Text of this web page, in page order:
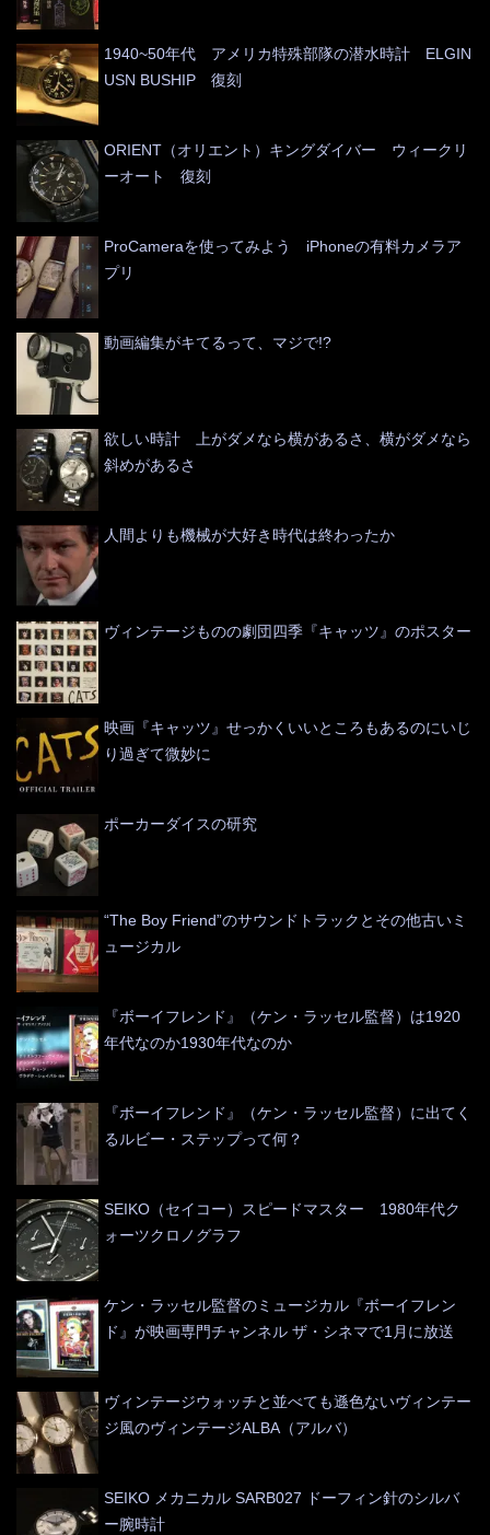
1940~50年代 アメリカ特殊部隊の潜水時計 ELGIN
USN BUSHIP 復刻
ORIENT（オリエント）キングダイバー ウィークリ
ーオート 復刻
ProCameraを使ってみよう iPhoneの有料カメラア
プリ
動画編集がキてるって、マジで!?
欲しい時計 上がダメなら横があるさ、横がダメなら
斜めがあるさ
人間よりも機械が大好き時代は終わったか
ヴィンテージものの劇団四季『キャッツ』のポスター
映画『キャッツ』せっかくいいところもあるのにいじ
り過ぎて微妙に
ポーカーダイスの研究
“The Boy Friend”のサウンドトラックとその他古いミ
ュージカル
『ボーイフレンド』（ケン・ラッセル監督）は1920
年代なのか1930年代なのか
『ボーイフレンド』（ケン・ラッセル監督）に出てく
るルビー・ステップって何？
SEIKO（セイコー）スピードマスター 1980年代ク
ォーツクロノグラフ
ケン・ラッセル監督のミュージカル『ボーイフレン
ド』が映画専門チャンネル ザ・シネマで1月に放送
ヴィンテージウォッチと並べても遜色ないヴィンテー
ジ風のヴィンテージALBA（アルバ）
SEIKO メカニカル SARB027 ドーフィン針のシルバ
ー腕時計